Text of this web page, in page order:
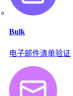
Bulk
电子邮件清单验证